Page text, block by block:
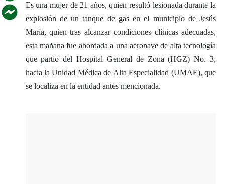
Es una mujer de 21 años, quien resultó lesionada durante la
explosión de un tanque de gas en el municipio de Jesús
María, quien tras alcanzar condiciones clínicas adecuadas,
esta mañana fue abordada a una aeronave de alta tecnología
que partió del Hospital General de Zona (HGZ) No. 3,
hacia la Unidad Médica de Alta Especialidad (UMAE), que
se localiza en la entidad antes mencionada.